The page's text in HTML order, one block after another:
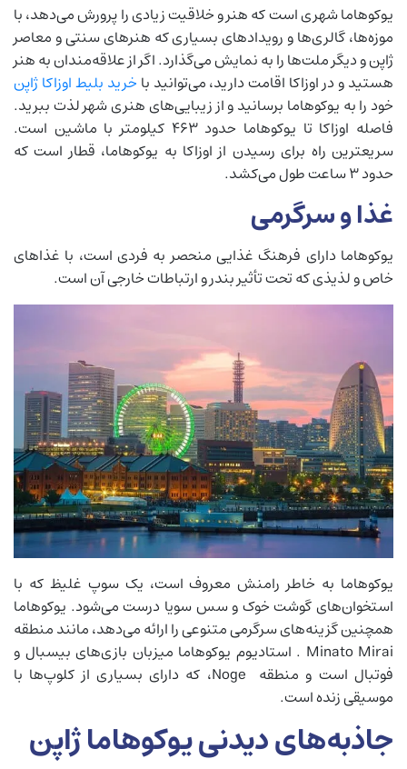
یوکوهاما شهری است که هنر و خلاقیت زیادی را پرورش می‌دهد، با
موزه‌ها، گالری‌ها و رویدادهای بسیاری که هنرهای سنتی و معاصر
ژاپن و دیگر ملت‌ها را به نمایش می‌گذارد. اگر از علاقه‌مندان به هنر
هستید و در اوزاکا اقامت دارید، می‌توانید با خرید بلیط اوزاکا ژاپن
خود را به یوکوهاما برسانید و از زیبایی‌های هنری شهر لذت ببرید.
فاصله اوزاکا تا یوکوهاما حدود 463 کیلومتر با ماشین است.
سریعترین راه برای رسیدن از اوزاکا به یوکوهاما، قطار است که
حدود 3 ساعت طول می‌کشد.
غذا و سرگرمی
یوکوهاما دارای فرهنگ غذایی منحصر به فردی است، با غذاهای
خاص و لذیذی که تحت تأثیر بندر و ارتباطات خارجی آن است.
یوکوهاما به خاطر رامنش معروف است، یک سوپ غلیظ که با
استخوان‌های گوشت خوک و سس سویا درست می‌شود. یوکوهاما
همچنین گزینه‌های سرگرمی متنوعی را ارائه می‌دهد، مانند منطقه
Minato Mirai . استادیوم یوکوهاما میزبان بازی‌های بیسبال و
فوتبال است و منطقه Noge، که دارای بسیاری از کلوپ‌ها با
موسیقی زنده است.
جاذبه‌های دیدنی یوکوهاما ژاپن